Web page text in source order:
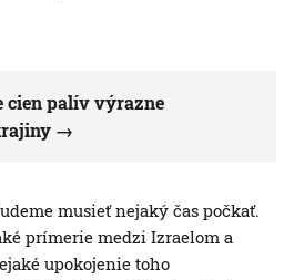
cien palív výrazne
musieť nejaký čas počkať.
prímerie medzi Izraelom a
upokojenie toho